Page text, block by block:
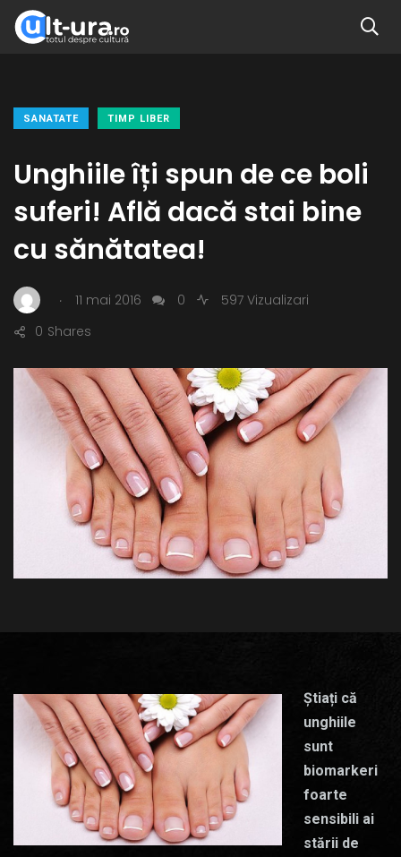
SANATATE TIMP LIBER
Unghiile îți spun de ce boli
suferi! Află dacă stai bine
cu sănătatea!
. 11 mai 2016 0
597 Vizualizari
Shares
0
Știați că
unghiile
sunt
biomarkeri
foarte
sensibili ai
stării de